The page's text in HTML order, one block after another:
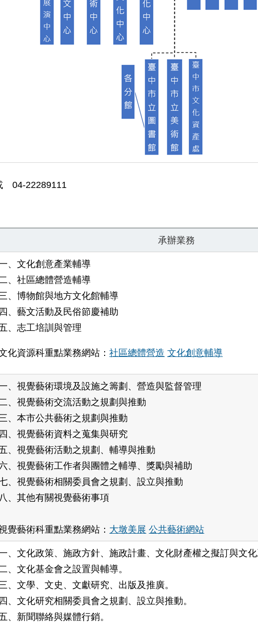
04-22289111
承辦業務
、文化創意產業輔導
、社區總體營造輔導
、博物館與地方文化館輔導
四、藝文活動及民俗節慶補助
、志工培訓與管理
化資源科重點業務網站：社區總體營造 文化創意輔導
、視覺藝術環境及設施之籌劃、營造與監督管理
、視覺藝術交流活動之規劃與推動
、本市公共藝術之規劃與推動
四、視覺藝術資料之蒐集與研究
、視覺藝術活動之規劃、輔導與推動
、視覺藝術工作者與團體之輔導、獎勵與補助
、視覺藝術相關委員會之規劃、設立與推動
八、其他有關視覺藝術事項
覺藝術科重點業務網站： 大墩美展 公共藝術網站
、文化政策、施政方針、施政計畫、文化財產權之擬訂與文
、文化基金會之設置與輔導。
、文學、文史、文獻研究、出版及推廣。
四、文化研究相關委員會之規劃、設立與推動。
、新聞聯絡與媒體行銷。